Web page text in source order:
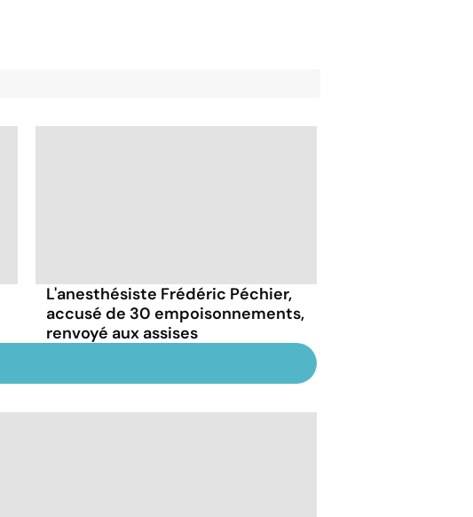
L'anesthésiste Frédéric Péchier,
accusé de 30 empoisonnements,
renvoyé aux assises